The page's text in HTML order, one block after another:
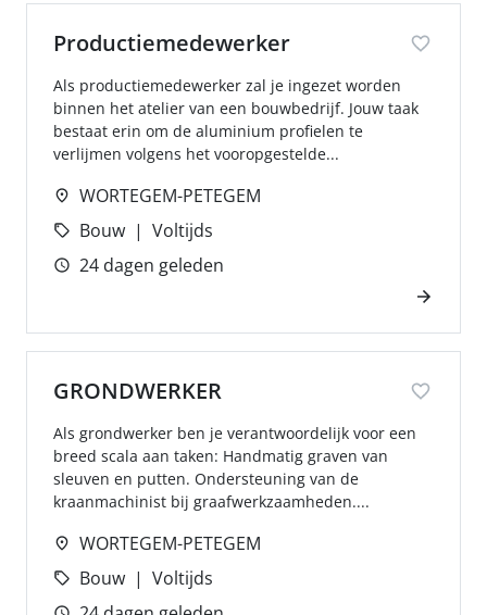
Productiemedewerker
Als productiemedewerker zal je ingezet worden
binnen het atelier van een bouwbedrijf. Jouw taak
bestaat erin om de aluminium profielen te
verlijmen volgens het vooropgestelde...
WORTEGEM-PETEGEM
Bouw
Voltijds
24 dagen geleden
GRONDWERKER
Als grondwerker ben je verantwoordelijk voor een
breed scala aan taken: Handmatig graven van
sleuven en putten. Ondersteuning van de
kraanmachinist bij graafwerkzaamheden....
WORTEGEM-PETEGEM
Bouw
Voltijds